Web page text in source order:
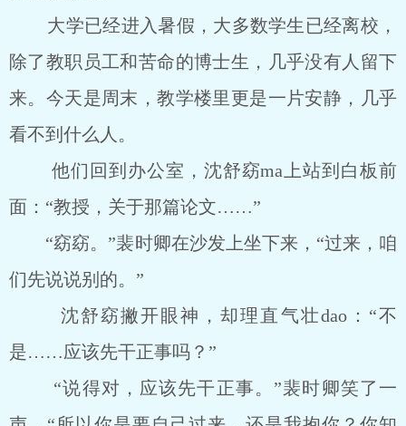
大学已经进入暑假，大多数学生已经离校，
除了教职员工和苦命的博士生，几乎没有人留下
来。今天是周末，教学楼里更是一片安静，几乎
看不到什么人。
他们回到办公室，沈舒窈ma上站到白板前
面：“教授，关于那篇论文……”
“窈窈。”裴时卿在沙发上坐下来，“过来，咱
们先说说别的。”
沈舒窈撇开眼神，却理直气壮dao：“不
是……应该先干正事吗？”
“说得对，应该先干正事。”裴时卿笑了一